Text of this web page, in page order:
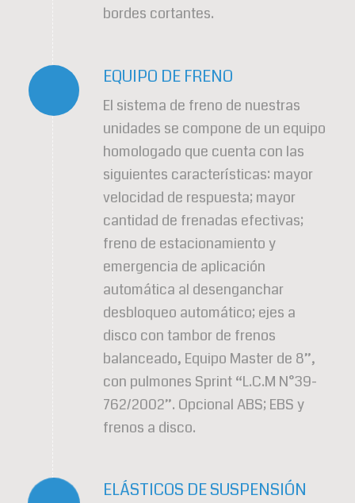
bordes cortantes.
EQUIPO DE FRENO
El sistema de freno de nuestras
unidades se compone de un equipo
homologado que cuenta con las
siguientes características: mayor
velocidad de respuesta; mayor
cantidad de frenadas efectivas;
freno de estacionamiento y
emergencia de aplicación
automática al desenganchar
desbloqueo automático; ejes a
disco con tambor de frenos
balanceado, Equipo Master de 8”,
con pulmones Sprint “L.C.M N°39-
762/2002”. Opcional ABS; EBS y
frenos a disco.
ELÁSTICOS DE SUSPENSIÓN